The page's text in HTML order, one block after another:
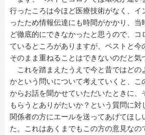
行ったころは今ほど医療技術がなく、イ
ったため情報伝達にも時間がかかり、当
ど徹底的にできなかったと思うので、コ
ているところがありますが、ペストと今
そのまま重ねることはできないのだと気
これを踏まえたうえで今と昔ではどの
かという問いについて考えていくと、こ
からお話を聞かせていただいたときに、
もらうとありがたいか？という質問に対
関係者の方にエールを送ってあげてほし
た。これはあくまでもこの方の意見なの